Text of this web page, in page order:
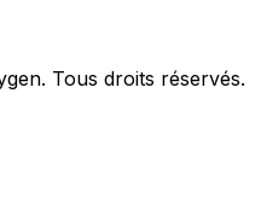
Tous droits réservés.